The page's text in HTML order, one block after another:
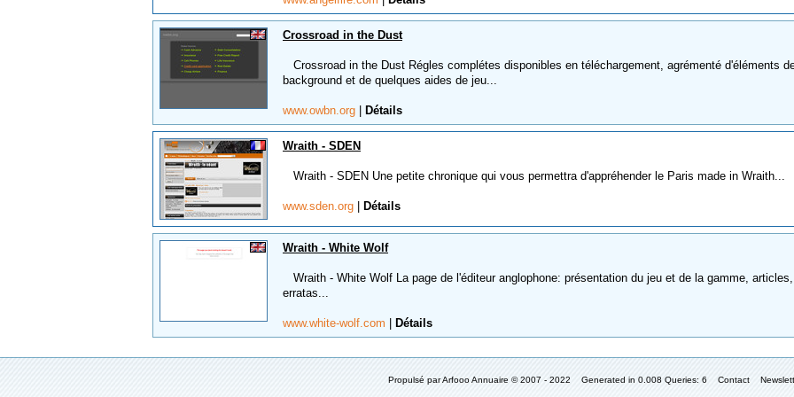
Crossroad in the Dust
Crossroad in the Dust Régles complétes disponibles en téléchargement, agrémenté d'éléments
background et de quelques aides de jeu...
www.owbn.org Détails
Wraith - SDEN
Wraith - SDEN Une petite chronique qui vous permettra d'appréhender le Paris made in Wraith...
www.sden.org Détails
Wraith - White Wolf
Wraith - White Wolf La page de l'éditeur anglophone: présentation du jeu et de la gamme, articles,
erratas...
www.white-wolf.com Détails
Propulsé parArfooo Annuaire © 2007 - 2022 Generated in 0.008 Queries: 6 Contact